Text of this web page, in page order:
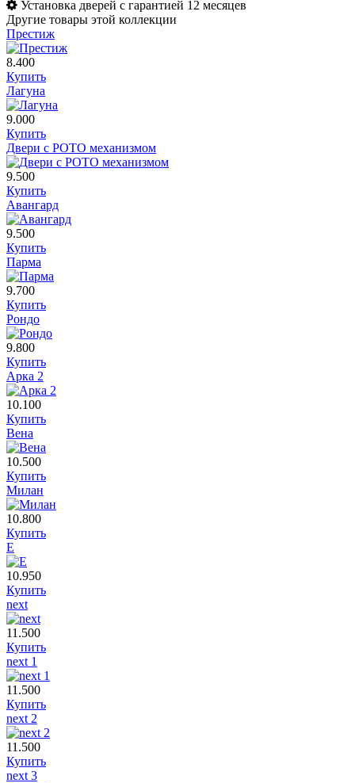
Установка дверей с гарантией 12 месяцев
Другие товары этой коллекции
Престиж
8.400
Купить
Лагуна
9.000
Купить
Двери с РОТО механизмом
9.500
Купить
Авангард
9.500
Купить
Парма
9.700
Купить
Рондо
9.800
Купить
Арка 2
10.100
Купить
Вена
10.500
Купить
Милан
10.800
Купить
E
10.950
Купить
next
11.500
Купить
next 1
11.500
Купить
next 2
11.500
Купить
next 3